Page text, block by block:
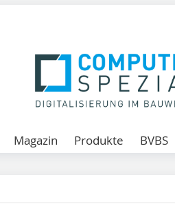
Magazin Produkte BVBS